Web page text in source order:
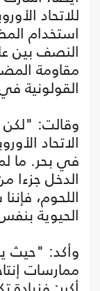
للاتحاد
استخدام
مقاومة
القولونية في
وقالت: "لكن
الاتحاد
في بحر. ما
الدخل جزءا
اللحوم،
الحيوية
وأكد: "حيث
ممارسات